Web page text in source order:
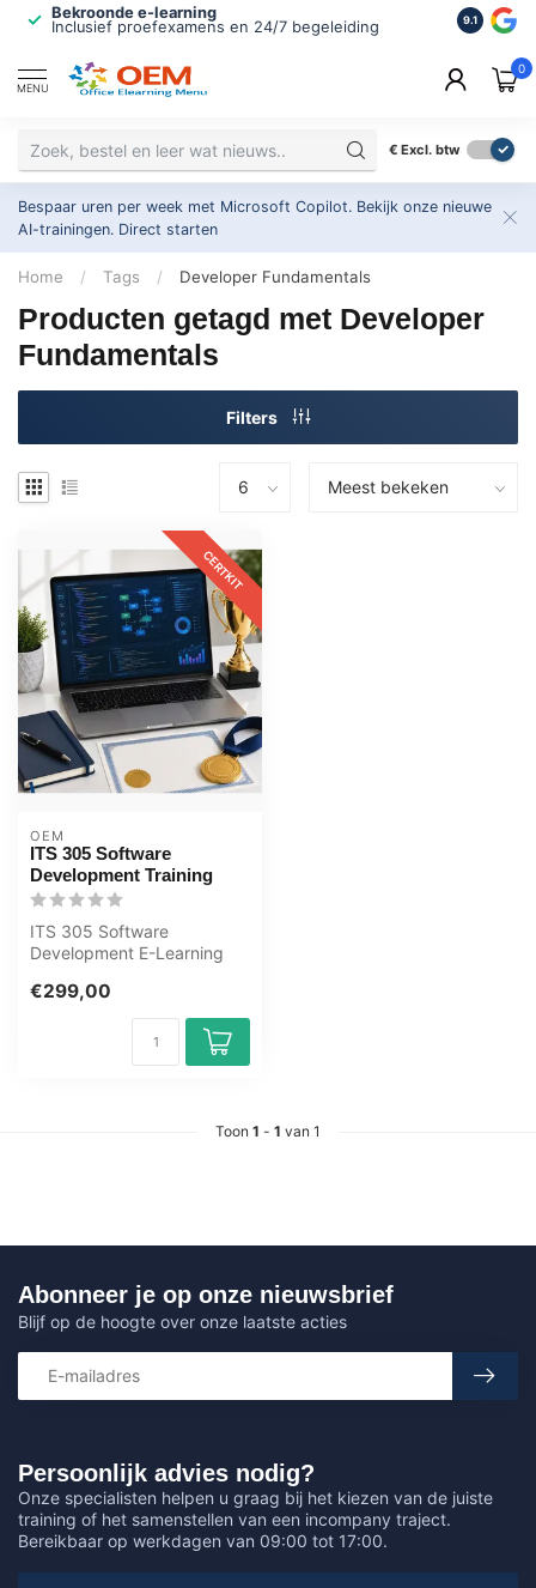
Bekroonde e-learning
Inclusief proefexamens en 24/7 begeleiding
ISO
2.500+
9.1
MENU
0
€ Excl. btw
Bespaar uren per week met Microsoft Copilot. Bekijk onze nieuwe
AI-trainingen. Direct starten
Home / Tags / Developer Fundamentals
Producten getagd met Developer
Fundamentals
Filters
CERTKIT
OEM
ITS 305 Software
Development Training
ITS 305 Software
Development E-Learning
Quizzen Online ...
€299,00
Toon 1 - 1 van 1
Persoonlijk advies nodig?
Onze specialisten helpen u graag bij het kiezen van de juiste
training of het samenstellen van een incompany traject.
Bereikbaar op werkdagen van 09:00 tot 17:00.
Abonneer je op onze nieuwsbrief
Blijf op de hoogte over onze laatste acties